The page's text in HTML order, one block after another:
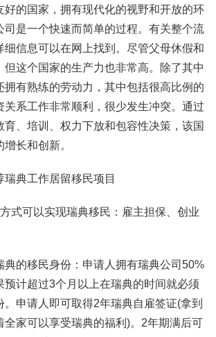
好的国家，拥有现代化的视野和开放的环
司是一个快速而简单的过程。有关整个流
细信息可以在网上找到。尽管父母休假和
但这个国家的生产力也非常高。除了其中
拥有熟练的劳动力，其中包括很高比例的
关系工作非常顺利，很少发生冲突。通过
育、培训、权力下放和包容性决策，该国
长和创新。
瑞典工作居留移民项目
式可以实现瑞典移民：雇主担保、创业
典的移民身份：申请人拥有瑞典公司50%
预计超过3个月以上在瑞典的时间就必须
。申请人即可取得2年瑞典自雇签证(拿到
全家可以享受瑞典的福利)。2年期满后可